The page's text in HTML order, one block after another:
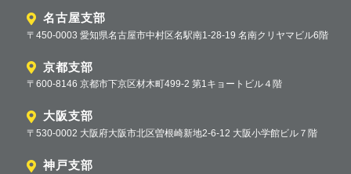
名古屋支部
〒450-0003 愛知県名古屋市中村区名駅南1-28-19 名南クリヤマビル6階
京都支部
〒600-8146 京都市下京区材木町499-2 第1キョートビル４階
大阪支部
〒530-0002 大阪府大阪市北区曽根崎新地2-6-12 大阪小学館ビル７階
神戸支部